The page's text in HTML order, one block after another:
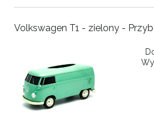
Volkswagen T1 - zielony -